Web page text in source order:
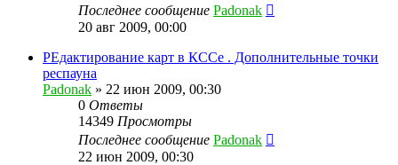
Последнее сообщение Padonak
20 авг 2009, 00:00
РЕдактирование карт в КССе . Дополнительные точки
респауна
Padonak » 22 июн 2009, 00:30
0 Ответы
14349 Просмотры
Последнее сообщение Padonak
22 июн 2009, 00:30